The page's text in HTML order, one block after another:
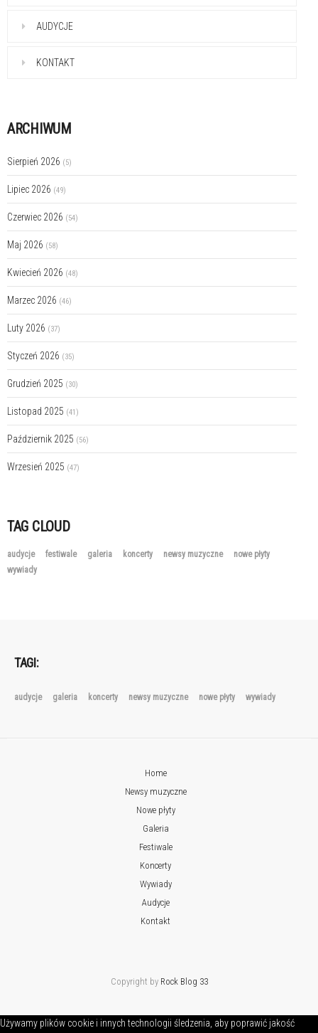
AUDYCJE
KONTAKT
ARCHIWUM
Sierpień 2026 (5)
Lipiec 2026 (49)
Czerwiec 2026 (54)
Maj 2026 (58)
Kwiecień 2026 (48)
Marzec 2026 (46)
Luty 2026 (37)
Styczeń 2026 (35)
Grudzień 2025 (30)
Listopad 2025 (41)
Październik 2025 (56)
Wrzesień 2025 (47)
TAG CLOUD
audycje festiwale galeria koncerty newsy muzyczne
nowe płyty
wywiady
TAGI:
audycje galeria koncerty newsy muzyczne nowe płyty wywiady
Home
Newsy muzyczne
Nowe płyty
Galeria
Festiwale
Koncerty
Wywiady
Audycje
Kontakt
Copyright by Rock Blog 33
Używamy plików cookie i innych technologii śledzenia, aby poprawić jakość